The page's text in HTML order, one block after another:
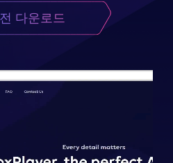
다운로드